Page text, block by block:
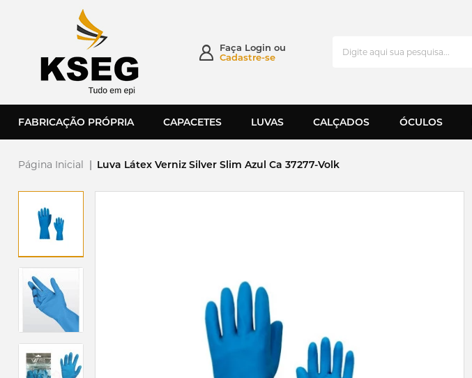
Faça Login ou
Cadastre-se
FABRICAÇÃO PRÓPRIA CAPACETES LUVAS CALÇADOS ÓCULOS
Página Inicial | Luva Látex Verniz Silver Slim Azul Ca 37277-Volk